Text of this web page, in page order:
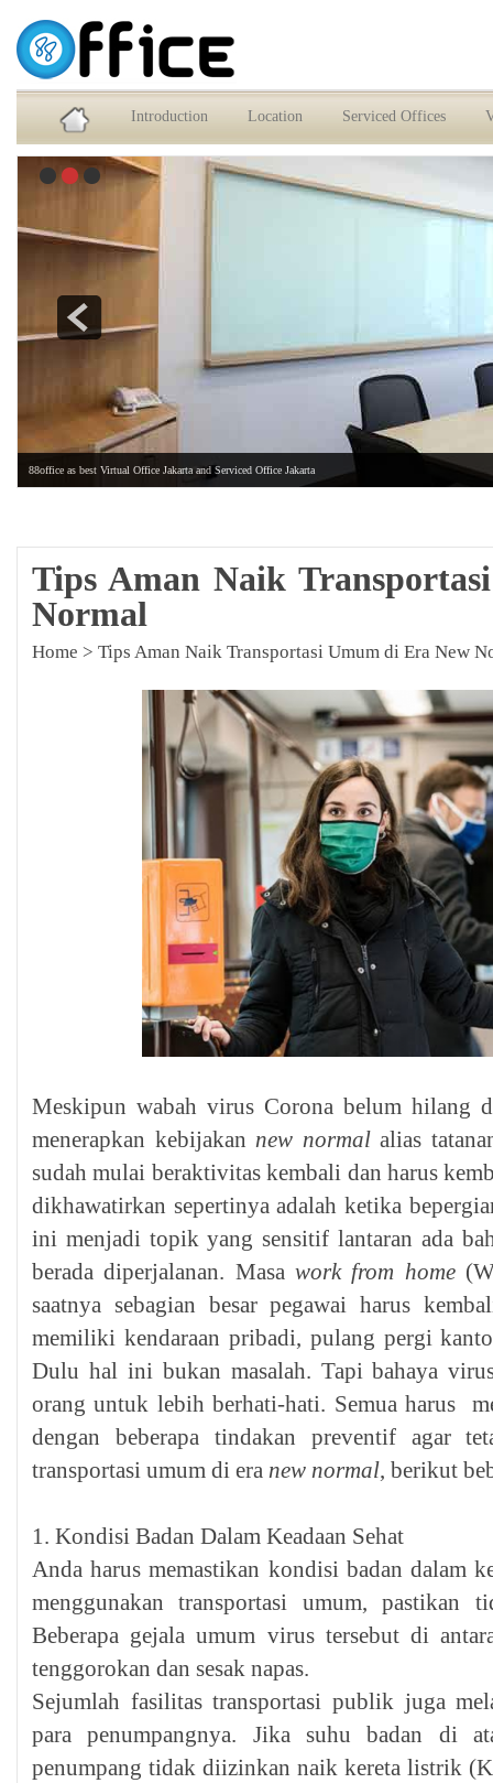
Service Office dan Virtual Office Jakarta Selatan
Introduction Location Serviced Offices
88office as best Virtual Office Jakarta and Serviced Office Jakarta
Tips Aman Naik
Normal
Home > Tips Aman Naik Transportasi Umum di Era New
Meskipun wabah virus Corona belum hilang
menerapkan kebijakannew normalalias
sudah mulai beraktivitas kembali dan harus
dikhawatirkan sepertinya adalah ketika
ini menjadi topik yang sensitif lantaran ada
berada diperjalanan. Masawork from home
saatnya sebagian besar pegawai harus
memiliki kendaraan pribadi, pulang pergi
Dulu hal ini bukan masalah. Tapi bahaya
orang untuk lebih berhati-hati. Semua harus
dengan beberapa tindakan preventif agar
transportasi umum di era new normal, berikut
1. Kondisi Badan Dalam Keadaan Sehat
Anda harus memastikan kondisi badan dalam
menggunakan transportasi umum, pastikan
Beberapa gejala umum virus tersebut di
tenggorokan dan sesak napas.
Sejumlah fasilitas transportasi publik juga
para penumpangnya. Jika suhu badan di
penumpang tidak diizinkan naik kereta listrik